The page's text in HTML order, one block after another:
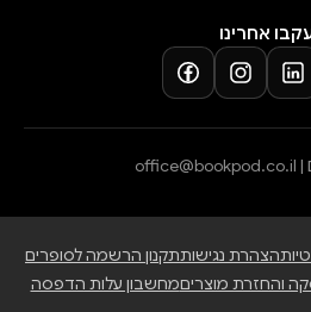
אחרינו
office@bookpod.co.il
הצהרת נגישותתקנון הרשמה לסופרים
והחזרת מוצריםמחשבון עלות הדפסה